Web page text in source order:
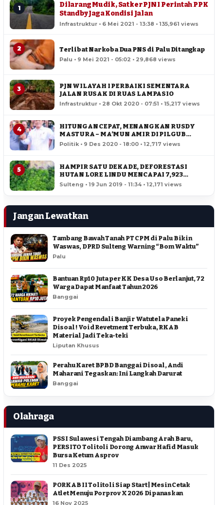
1
Dilarang Mudik, Satker PJN I Perintah PPK
Standby Jaga Kondisi Jalan
Infrastruktur • 6 Mei 2021 - 13:38 • 135,961 views
2 Terlibat Narkoba Dua PNS di Palu Ditangkap
Palu • 9 Mei 2021 - 05:02 • 29,868 views
3
PJN WILAYAH I PERBAIKI SEMENTARA
JALAN RUSAK DI RUAS LAMPASIO
Infrastruktur • 28 Okt 2020 - 07:51 • 15,217 views
4
HITUNGAN CEPAT, MENANGKAN RUSDY
MASTURA – MA’MUN AMIR DI PILGUB
SULTENG
Politik • 9 Des 2020 - 18:00 • 12,717 views
5
HAMPIR SATU DEKADE, DEFORESTASI
HUTAN LORE LINDU MENCAPAI 7,923
HEKTAR
Sulteng • 19 Jun 2019 - 11:34 • 12,171 views
Jangan Lewatkan
Tambang Bawah Tanah PT CPM di Palu Bikin
Waswas, DPRD Sulteng Warning “Bom Waktu”
Palu
Bantuan Rp10 Juta per KK Desa Uso Berlanjut, 72
Warga Dapat Manfaat Tahun 2026
Banggai
Proyek Pengendali Banjir Watutela Paneki
Disoal ! Void Revetment Terbuka, RKAB
Material Jadi Teka-teki
Liputan Khusus
Perahu Karet BPBD Banggai Disoal, Andi
Maharani Tegaskan: Ini Langkah Darurat
Banggai
Olahraga
PSSI Sulawesi Tengah Diambang Arah Baru,
PERSITO Tolitoli Dorong Anwar Hafid Masuk
Bursa Ketum Asprov
11 Des 2025
PORKAB II Tolitoli Siap Start | Mesin Cetak
Atlet Menuju Porprov X 2026 Dipanaskan
16 Nov 2025